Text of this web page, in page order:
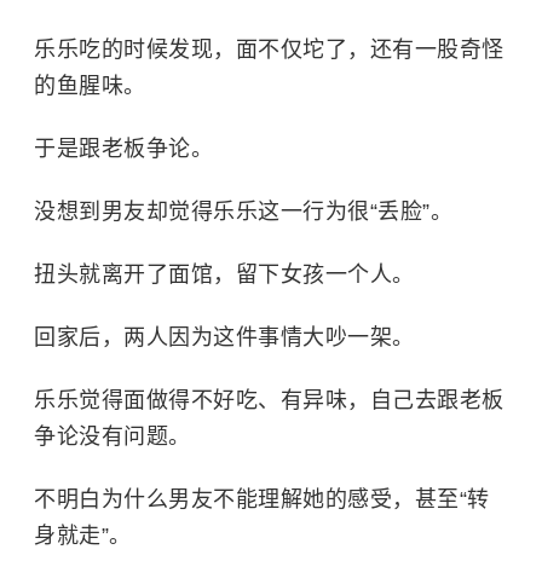
乐乐吃的时候发现，面不仅坨了，还有一股奇怪
的鱼腥味。
于是跟老板争论。
没想到男友却觉得乐乐这一行为很“丢脸”。
扭头就离开了面馆，留下女孩一个人。
回家后，两人因为这件事情大吵一架。
乐乐觉得面做得不好吃、有异味，自己去跟老板
争论没有问题。
不明白为什么男友不能理解她的感受，甚至“转
身就走”。